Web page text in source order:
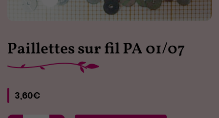
Paillettes sur fil PA 01/07
3,60€